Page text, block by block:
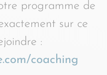
programme de
sur ce
:
coaching